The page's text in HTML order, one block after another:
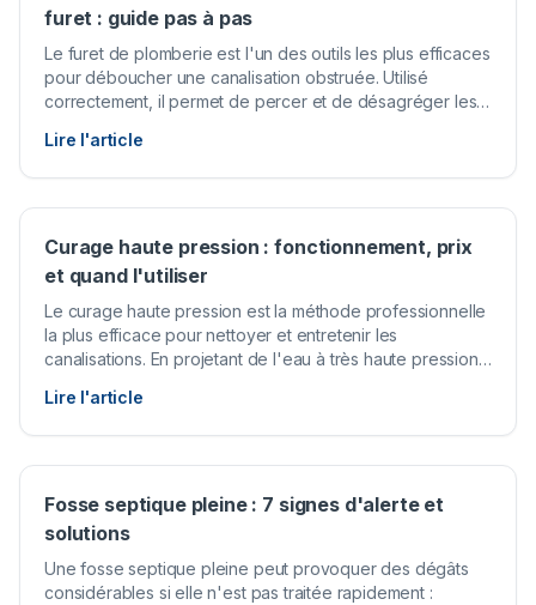
furet : guide pas à pas
Le furet de plomberie est l'un des outils les plus efficaces
pour déboucher une canalisation obstruée. Utilisé
correctement, il permet de percer et de désagréger les
pas à éliminer.
Lire l'article
Curage haute pression : fonctionnement, prix
et quand l'utiliser
Le curage haute pression est la méthode professionnelle
la plus efficace pour nettoyer et entretenir les
canalisations. En projetant de l'eau à très haute pression
accumulés : graisses, tartre, racines et résidus
organiques.
Lire l'article
Fosse septique pleine : 7 signes d'alerte et
solutions
Une fosse septique pleine peut provoquer des dégâts
considérables si elle n'est pas traitée rapidement :